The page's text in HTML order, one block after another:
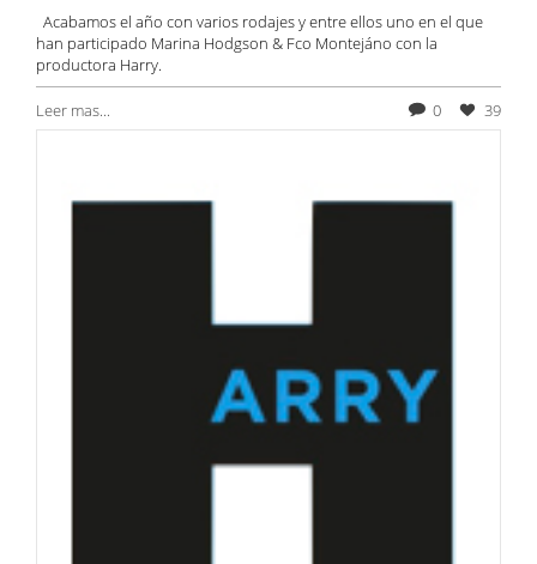
Acabamos el año con varios rodajes y entre ellos uno en el que
han participado Marina Hodgson & Fco Montejáno con la
productora Harry.
Leer mas... 0 39